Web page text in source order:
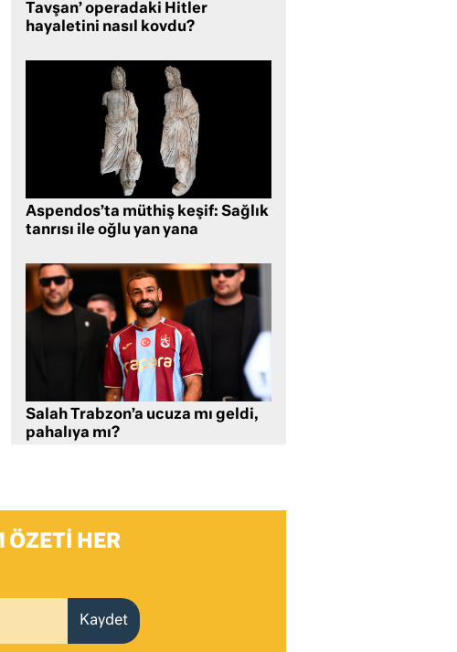
Tavşan’ operadaki Hitler
hayaletini nasıl kovdu?
Aspendos’ta müthiş keşif: Sağlık
tanrısı ile oğlu yan yana
Salah Trabzon’a ucuza mı geldi,
pahalıya mı?
ÖZETI HER
Kaydet